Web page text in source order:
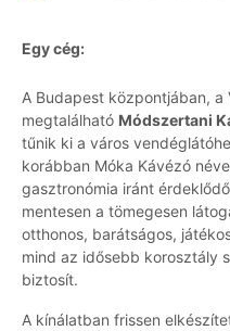
Egy cég:
A Budapest központjában, a
megtalálható Módszertani
tűnik ki a város
korábban Móka Kávézó
gasztronómia iránt
mentesen a tömegesen
otthonos, barátságos,
mind az idősebb korosztály
biztosít.
A kínálatban frissen